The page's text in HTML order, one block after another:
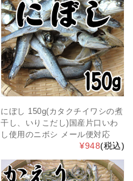
にぼし 150g(カタクチイワシの煮
干し、いりこだし)国産片口いわ
し使用のニボシ メール便対応
¥948(税込)